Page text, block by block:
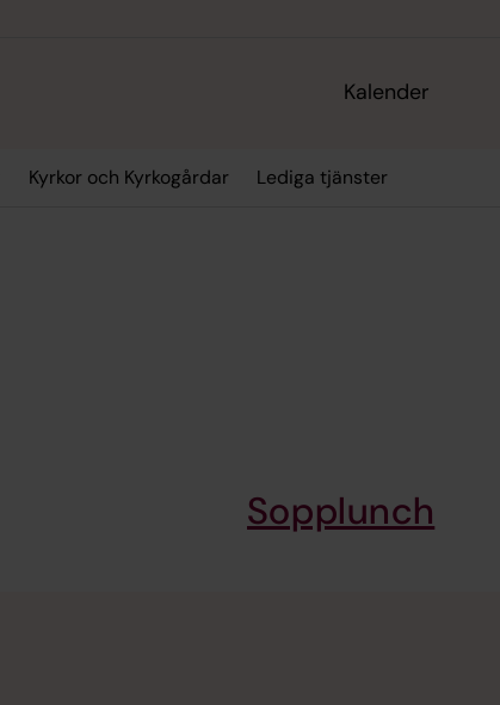
Kalender
Kyrkor och Kyrkogårdar Lediga tjänster
Sopplunch